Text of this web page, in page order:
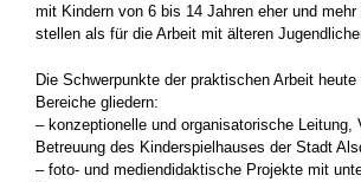
mit Kindern von 6 bis 14 Jahren eher und mehr
stellen als für die Arbeit mit älteren
Die Schwerpunkte der praktischen Arbeit
Bereiche gliedern:
– konzeptionelle und organisatorische Leitung,
Betreuung des Kinderspiel­hauses der Stadt
– foto- und mediendidaktische Projekte mit